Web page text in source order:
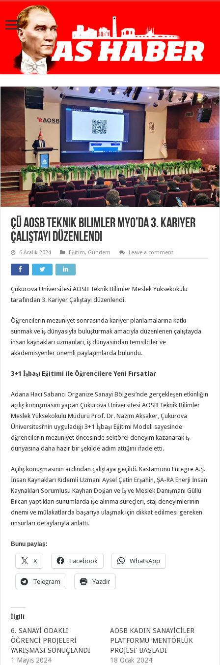
ÇÜ AOSB Teknik Bilimler MYO’da 3. Kariyer
Çalıştayı Düzenlendi
6 Aralık 2024 Eğitim, Gündem Leave a comment
Çukurova Üniversitesi AOSB Teknik Bilimler Meslek Yüksekokulu
tarafından 3. Kariyer Çalıştayı düzenlendi.
Öğrencilerin mezuniyet sonrasında kariyer planlamalarına katkı
sunmak ve iş dünyasıyla buluşturmak amacıyla düzenlenen çalıştayda
insan kaynakları uzmanları, iş dünyasından temsilciler ve
akademisyenler önemli paylaşımlarda bulundu.
3+1 İşbaşı Eğitimi ile Öğrencilere Yeni Fırsatlar
Adana Hacı Sabancı Organize Sanayi Bölgesi’nde gerçekleşen etkinliğin
açılış konuşmasını yapan Çukurova Üniversitesi AOSB Teknik Bilimler
Meslek Yüksekokulu Müdürü Prof. Dr. Nazım Aksaker, Çukurova
Üniversitesi’nin uyguladığı 3+1 İşbaşı Eğitimi Modeli sayesinde
öğrencilerin mezuniyet öncesinde sektörel deneyim kazanarak iş
dünyasına daha hazır bir şekilde adım attığını ifade etti.
Açılış konuşmasının ardından çalıştaya geçildi. Kastamonu Entegre A.Ş.
İnsan Kaynakları Kıdemli Uzmanı Aysel Çetin Erşahin, ŞA-RA Enerji İnsan
Kaynakları Sorumlusu Kayhan Doğan ve İş ve Meslek Danışmanı Güllü
Bilcan yaptıkları sunumlarda işe alınma süreçleri, staj deneyimlerinin
önemi ve mülakatlarda başarıya ulaşmak için dikkat edilmesi gereken
unsurları detaylarıyla anlattı.
Bunu paylaş:
X Facebook WhatsApp
Telegram Yazdır
İlgili
6. SANAYİ ODAKLI
ÖĞRENCİ PROJELERİ
YARIŞMASI SONUÇLANDI
1 Mayıs 2024
AOSB KADIN SANAYİCİLER
PLATFORMU ‘MENTÖRLÜK
PROJESİ’ BAŞLADI
18 Ocak 2024